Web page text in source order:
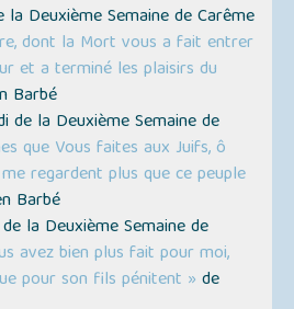
Deuxième Semaine de Carême
dont la Mort vous a fait entrer
et a terminé les plaisirs du
Barbé
de la Deuxième Semaine de
que Vous faites aux Juifs, ô
regardent plus que ce peuple
Barbé
la Deuxième Semaine de
avez bien plus fait pour moi,
pour son fils pénitent » de